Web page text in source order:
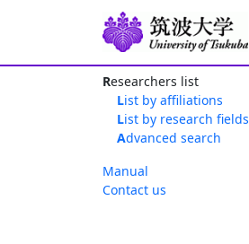
Researchers list
List by affiliations
List by research fields
Advanced search
Manual
Contact us